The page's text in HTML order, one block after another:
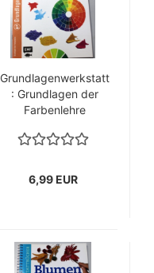
Grundlagenwerkstatt
: Grundlagen der
Farbenlehre
6,99 EUR